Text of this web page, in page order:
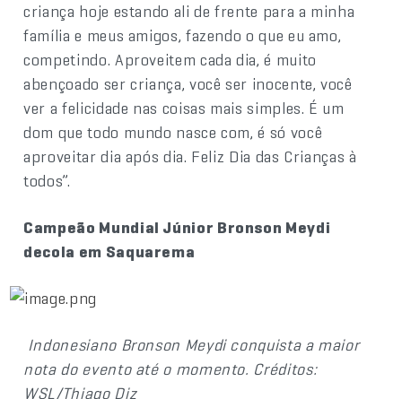
criança hoje estando ali de frente para a minha
família e meus amigos, fazendo o que eu amo,
competindo. Aproveitem cada dia, é muito
abençoado ser criança, você ser inocente, você
ver a felicidade nas coisas mais simples. É um
dom que todo mundo nasce com, é só você
aproveitar dia após dia. Feliz Dia das Crianças à
todos”.
Campeão Mundial Júnior Bronson Meydi
decola em Saquarema
Indonesiano Bronson Meydi conquista a maior
nota do evento até o momento. Créditos:
WSL/Thiago Diz